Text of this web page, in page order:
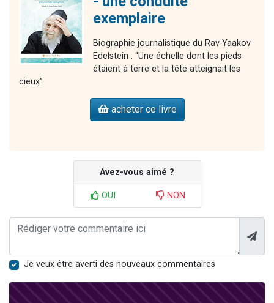
exemplaire
Biographie journalistique du Rav Yaakov
Edelstein : “Une échelle dont les pieds
étaient à terre et la tête atteignait les
cieux”
acheter ce livre
Avez-vous aimé ?
OUI NON
Je veux être averti des nouveaux commentaires